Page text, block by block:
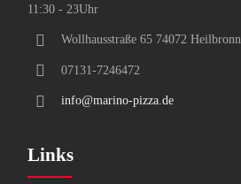
11:30 - 23Uhr
Wollhausstraße 65 74072 Heilbronn
07131-7246472
info@marino-pizza.de
Links